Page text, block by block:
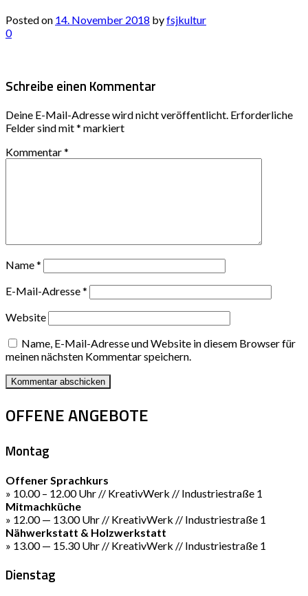
Posted on 14. November 2018 byfsjkultur
0
Schreibe einen Kommentar
Deine E-Mail-Adresse wird nicht veröffentlicht. Erforderliche
Felder sind mit* markiert
Kommentar*
Name*
E-Mail-Adresse*
Website
Name, E-Mail-Adresse und Website in diesem Browser für
meinen nächsten Kommentar speichern.
OFFENE ANGEBOTE
Montag
Offener Sprachkurs
» 10.00 – 12.00 Uhr // KreativWerk // Industriestraße 1
Mitmachküche
» 12.00 — 13.00 Uhr // KreativWerk // Industriestraße 1
Nähwerkstatt & Holzwerkstatt
» 13.00 — 15.30 Uhr // KreativWerk // Industriestraße 1
Dienstag